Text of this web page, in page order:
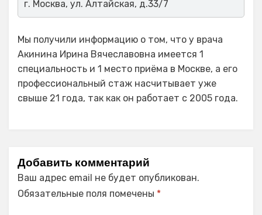
г. Москва, ул. Алтайская, д.33/7
Мы получили информацию о том, что у врача
Акинина Ирина Вячеславовна имеется 1
специальность и 1 место приёма в Москве, а его
профессиональный стаж насчитывает уже
свыше 21 года, так как он работает с 2005 года.
Добавить комментарий
Ваш адрес email не будет опубликован.
Обязательные поля помечены *